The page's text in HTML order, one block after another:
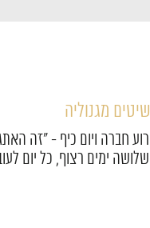
מגנוליה
חברה ויום כיף - "זה
ימים רצוף, כל יום